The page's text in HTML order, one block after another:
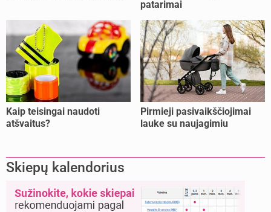
patarimai
Kaip teisingai naudoti
atšvaitus?
Pirmieji pasivaikščiojimai
lauke su naujagimiu
Skiepų kalendorius